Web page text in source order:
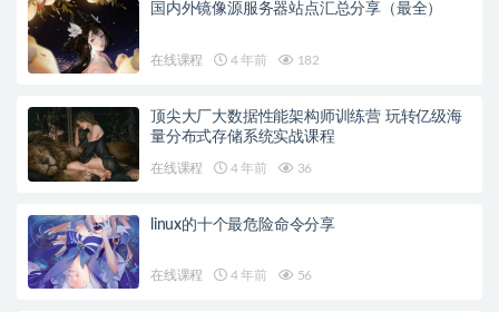
国内外镜像源服务器站点汇总分享（最全）
在线课程 4 年前 182
顶尖大厂大数据性能架构师训练营 玩转亿级海
量分布式存储系统实战课程
在线课程 4 年前 36
linux的十个最危险命令分享
在线课程 4 年前 56